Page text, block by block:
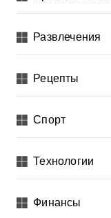
Развлечения
Рецепты
Спорт
Технологии
Финансы